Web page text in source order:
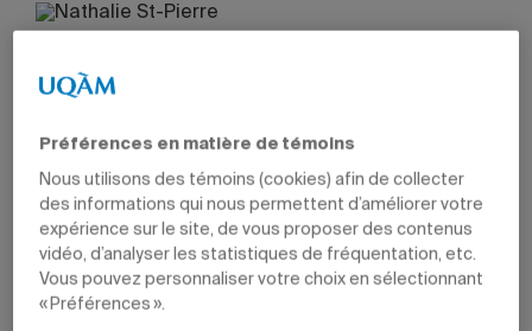
Préférences en matière de témoins
Nous utilisons des témoins (cookies) afin de collecter
des informations qui nous permettent d’améliorer votre
expérience sur le site, de vous proposer des contenus
vidéo, d’analyser les statistiques de fréquentation, etc.
Vous pouvez personnaliser votre choix en sélectionnant
« Préférences ».